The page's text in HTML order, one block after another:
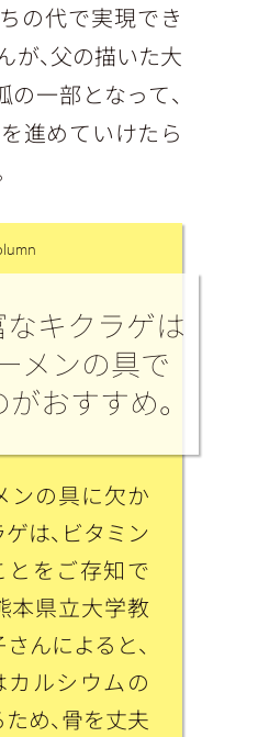
の代で実現でき
が、父の描いた大
の一部となって、
進めていけたら
キクラゲは
メンの具で
おすすめ。
の具に欠か
は、ビタミン
とをご存知で
本県立大学教
んによると、
カルシウムの
め、骨を丈夫